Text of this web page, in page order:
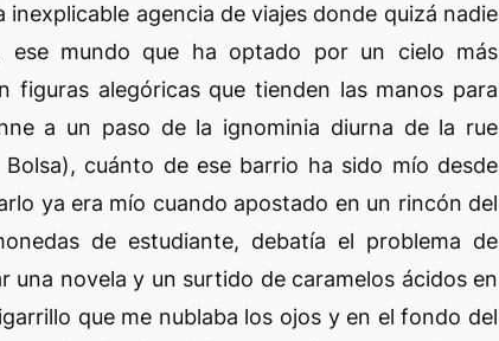
agencia de viajes donde quizá nadie
ese mundo que ha optado por un cielo más
figuras alegóricas que tienden las manos para
a un paso de la ignominia diurna de la rue
cuánto de ese barrio ha sido mío desde
ya era mío cuando apostado en un rincón del
de estudiante, debatía el problema de
novela y un surtido de caramelos ácidos en
que me nublaba los ojos y en el fondo del